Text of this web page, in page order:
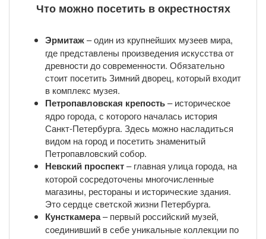
Что можно посетить в окрестностях
Эрмитаж– один из крупнейших музеев мира,
где представлены произведения искусства от
древности до современности. Обязательно
стоит посетить Зимний дворец, который входит
в комплекс музея.
Петропавловская крепость– историческое
ядро города, с которого началась история
Санкт-Петербурга. Здесь можно насладиться
видом на город и посетить знаменитый
Петропавловский собор.
Невский проспект– главная улица города, на
которой сосредоточены многочисленные
магазины, рестораны и исторические здания.
Это сердце светской жизни Петербурга.
Кунсткамера– первый российский музей,
соединивший в себе уникальные коллекции по